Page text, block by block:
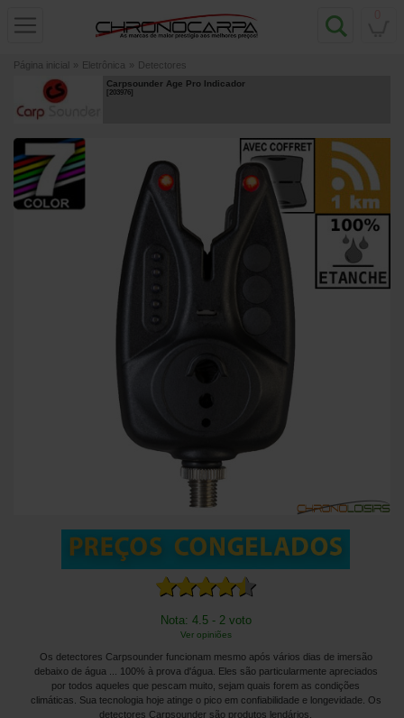
Página inicial » Eletrônica » Detectores
Carpsounder Age Pro Indicador
[203976]
Nota: 4.5 - 2 voto
Ver opiniões
Os detectores Carpsounder funcionam mesmo após vários dias de imersão
debaixo de água ... 100% à prova d'água. Eles são particularmente apreciados
por todos aqueles que pescam muito, sejam quais forem as condições
climáticas. Sua tecnologia hoje atinge o pico em confiabilidade e longevidade. Os
detectores Carpsounder são produtos lendários.